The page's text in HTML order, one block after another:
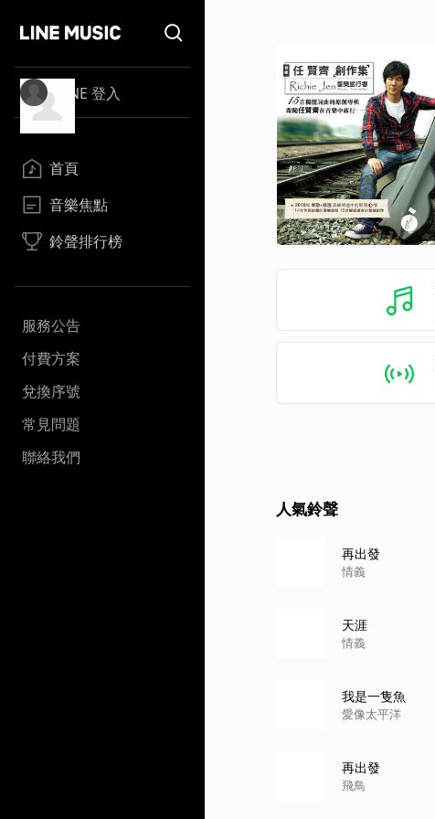
LINE 登入
首頁
音樂焦點
鈴聲排行榜
服務公告
付費方案
兌換序號
常見問題
聯絡我們
人氣鈴聲
再出發
情義
天涯
情義
我是一隻魚
愛像太平洋
再出發
飛鳥